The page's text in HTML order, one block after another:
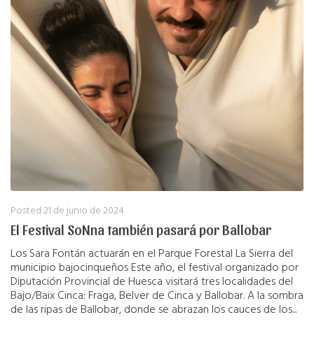
Posted21 de junio de 2024
El Festival SoNna también pasará por Ballobar
Los Sara Fontán actuarán en el Parque Forestal La Sierra del
municipio bajocinqueños Este año, el festival organizado por
Diputación Provincial de Huesca visitará tres localidades del
Bajo/Baix Cinca: Fraga, Belver de Cinca y Ballobar. A la sombra
de las ripas de Ballobar, donde se abrazan los cauces de los...